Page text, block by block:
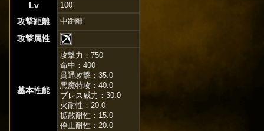
Lv 100
攻撃距離 中距離
攻撃属性
基本性能
攻撃力：750
命中：400
貫通攻撃：35.0
悪魔特攻：40.0
ブレス威力：30.0
火耐性：20.0
拡散耐性：15.0
停止耐性：20.0